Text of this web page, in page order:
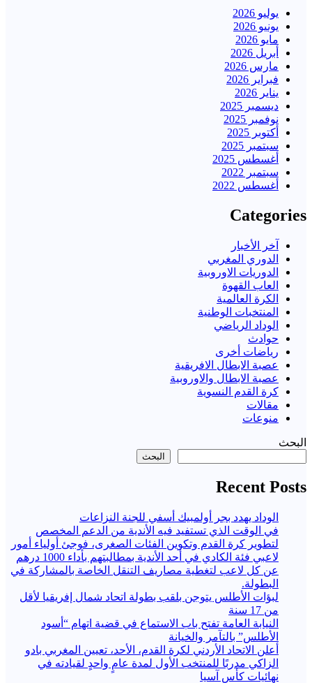
يوليو 2026
يونيو 2026
مايو 2026
أبريل 2026
مارس 2026
فبراير 2026
يناير 2026
ديسمبر 2025
نوفمبر 2025
أكتوبر 2025
سبتمبر 2025
أغسطس 2025
سبتمبر 2022
أغسطس 2022
Categories
آخر الأخبار
الدوري المغربي
الدوريات الاوروبية
العاب القهوة
الكرة العالمية
المنتخبات الوطنية
الوداد الرياضي
حوادث
رياضات أخرى
عصبة الابطال الافريقية
عصبة الابطال والاوروبية
كرة القدم النسوية
مقالات
منوعات
البحث
البحث
Recent Posts
الوداد يهدد بجر أولمبيك أسفي للجنة النزاعات
في الوقت الذي تستفيد فيه الأندية من الدعم المخصص
لتطوير كرة القدم وتكوين الفئات الصغرى، فوجئ أولياء أمور
لاعبي فئة الكادي في أحد الأندية بمطالبتهم بأداء 1000 درهم
عن كل لاعب لتغطية مصاريف التنقل الخاصة بالمشاركة في
البطولة.
لبؤات الأطلس يتوجن بلقب بطولة اتحاد شمال إفريقيا لأقل
من 17 سنة
النيابة العامة تفتح باب الاستماع في قضية اتهام “أسود
الأطلس” بالتآمر والخيانة
أعلن الاتحاد الأردني لكرة القدم، الأحد، تعيين المغربي بادو
الزاكي مدربًا للمنتخب الأول لمدة عامٍ واحدٍ لقيادته ​في
نهائيات كأس آسيا